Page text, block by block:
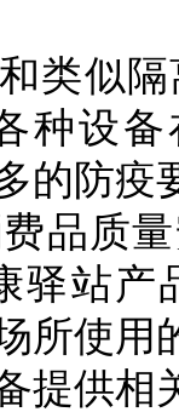
类似
种设
的防疫
品质
驿站产
所使用
提供相